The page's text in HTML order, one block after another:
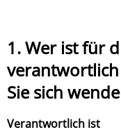
1. Wer ist für
Sie sich
Verantwortlich ist